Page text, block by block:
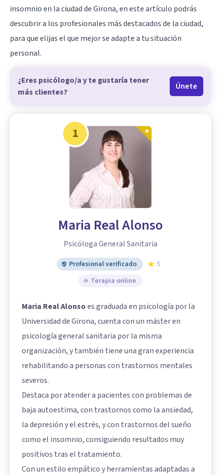
insomnio en la ciudad deGirona, en este artículo podrás
descubrir a los profesionales más destacados de la ciudad,
para que elijas el que mejor se adapte a tu situación
personal.
¿Eres psicólogo/a y te gustaría tener
más clientes?
Únete
1
Maria Real Alonso
Psicóloga General Sanitaria
Profesional verificado
5
Terapia online
Maria Real Alonsoes graduada en psicología por la
Universidad de Girona, cuenta con un máster en
psicología general sanitaria por la misma
organización, y también tiene una gran experiencia
rehabilitando a personas con trastornos mentales
severos.
Destaca por atender a pacientes con problemas de
baja autoestima, con trastornos como la ansiedad,
la depresión y el estrés, y con trastornos del sueño
como el insomnio, consiguiendo resultados muy
positivos tras el tratamiento.
Con un estilo empático y herramientas adaptadas a